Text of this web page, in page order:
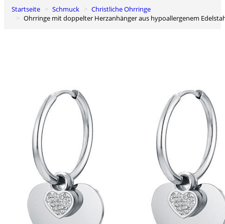
0
Warenkorb
Startseite Schmuck
Christliche Ohrringe
Ohrringe mit doppelter Herzanhänger aus hypoallergenem